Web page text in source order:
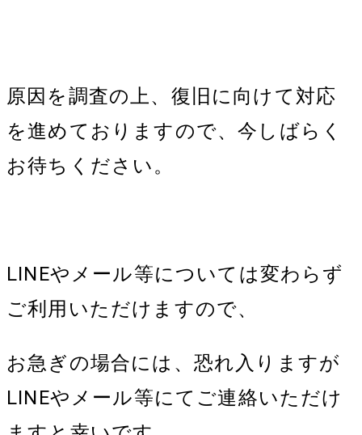
原因を調査の上、復旧に向けて対応
を進めておりますので、今しばらく
お待ちください。
LINEやメール等については変わらず
ご利用いただけますので、
お急ぎの場合には、恐れ入りますが
LINEやメール等にてご連絡いただけ